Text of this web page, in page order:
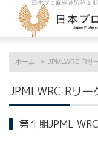
日本プロ麻雀連盟第１
ホーム JPMLWRC-Rリ
JPMLWRC-Rリー
第１期JPML